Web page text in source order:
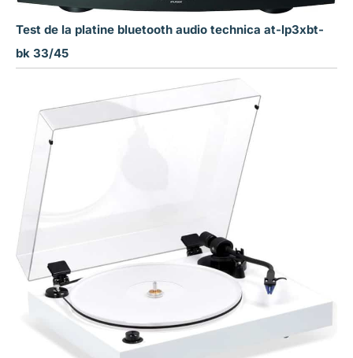
Test de la platine bluetooth audio technica at-lp3xbt-
bk 33/45